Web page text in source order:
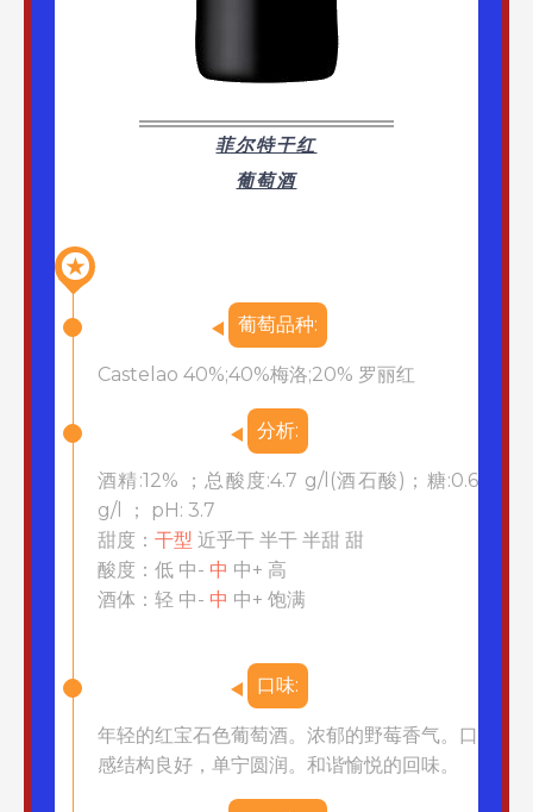
菲尔特干红
葡萄酒
★
葡萄品种:
Castelao 40%;40%梅洛;20% 罗丽红
分析:
酒精:12% ；总酸度:4.7 g/l(酒石酸)；糖:0.6
g/l ； pH: 3.7
甜度： 干型 近乎干 半干 半甜 甜
酸度：低 中- 中 中+ 高
酒体：轻 中- 中 中+ 饱满
口味:
年轻的红宝石色葡萄酒。浓郁的野莓香气。口
感结构良好，单宁圆润。和谐愉悦的回味。